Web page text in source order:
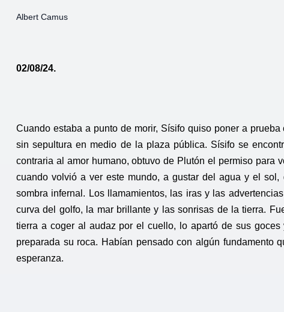
Albert Camus
02/08/24.
Cuando estaba a punto de morir, Sísifo quiso poner a
sin sepultura en medio de la plaza pública. Sísifo se
contraria al amor humano, obtuvo de Plutón el permiso para
cuando volvió a ver este mundo, a gustar del agua y el
sombra infernal. Los llamamientos, las iras y las
curva del golfo, la mar brillante y las sonrisas de la tierra.
tierra a coger al audaz por el cuello, lo apartó de sus
preparada su roca. Habían pensado con algún fundamento
esperanza.